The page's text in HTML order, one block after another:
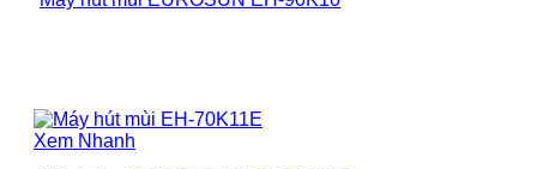
Xem Nhanh